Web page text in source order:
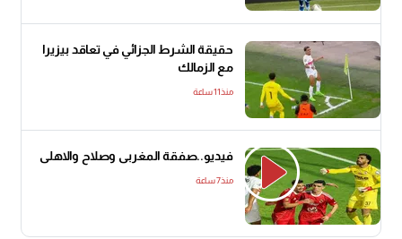
حقيقة الشرط الجزائي في تعاقد بيزيرا
مع الزمالك
منذ11 ساعة
فيديو..صفقة المغربى وصلاح والاهلى
منذ7 ساعة